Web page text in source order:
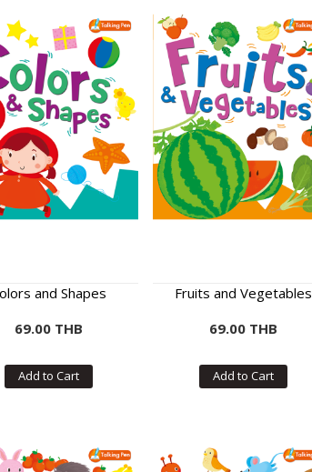
and Shapes
69.00 THB
Add to Cart
Fruits and Vegetables
69.00 THB
Add to Cart